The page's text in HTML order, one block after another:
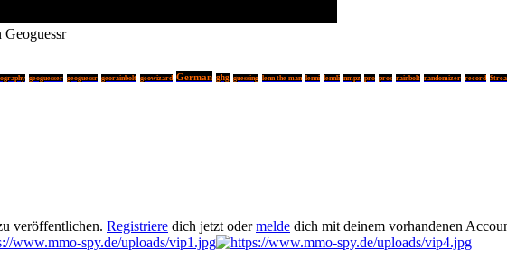
geoguesser geoguessr georainbolt geowizard German ghg guessing lenn the man lenni lennli nmpz pro pros rainbolt randomizer record
veröffentlichen. Registriere dich jetzt odermelde dich mit deinem vorhandenen